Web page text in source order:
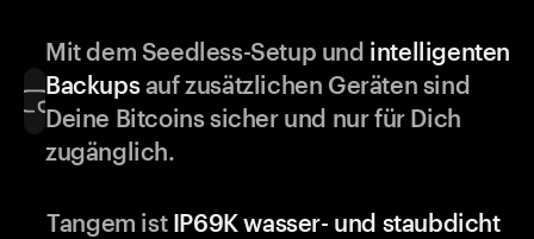
Mit dem Seedless-Setup und intelligenten
Backupsauf zusätzlichen Geräten sind
Deine Bitcoins sicher und nur für Dich
zugänglich.
Tangem ist IP69K wasser- und staubdicht